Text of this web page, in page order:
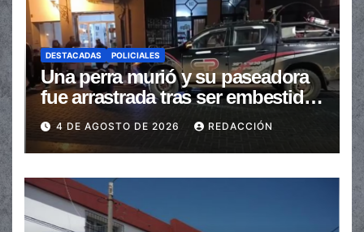
DESTACADAS POLICIALES
Una perra murió y su paseadora
fue arrastrada tras ser embestidas
en la senda peatonal
4 DE AGOSTO DE 2026 REDACCIÓN